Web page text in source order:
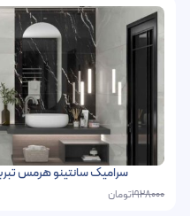
سرامیک سانتینو هرمس تبریز 60 در 120 پرسلان فول پولیش
1928000تومان